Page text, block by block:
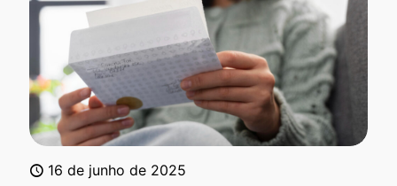
16 de junho de 2025